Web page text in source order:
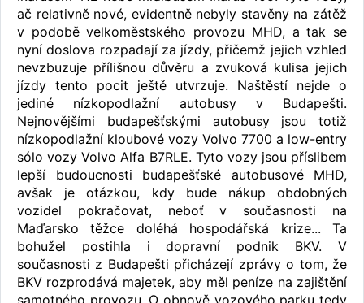
ač relativně nové, evidentně nebyly stavěny na zátěž
v podobě velkoměstského provozu MHD, a tak se
nyní doslova rozpadají za jízdy, přičemž jejich vzhled
nevzbuzuje přílišnou důvěru a zvuková kulisa jejich
jízdy tento pocit ještě utvrzuje. Naštěstí nejde o
jediné nízkopodlažní autobusy v Budapešti.
Nejnovějšími budapešťskými autobusy jsou totiž
nízkopodlažní kloubové vozy Volvo 7700 a low-entry
sólo vozy Volvo Alfa B7RLE. Tyto vozy jsou příslibem
lepší budoucnosti budapešťské autobusové MHD,
avšak je otázkou, kdy bude nákup obdobných
vozidel pokračovat, neboť v současnosti na
Maďarsko těžce doléhá hospodářská krize... Ta
bohužel postihla i dopravní podnik BKV. V
současnosti z Budapešti přicházejí zprávy o tom, že
BKV rozprodává majetek, aby měl peníze na zajištění
samotného provozu. O obnově vozového parku tedy